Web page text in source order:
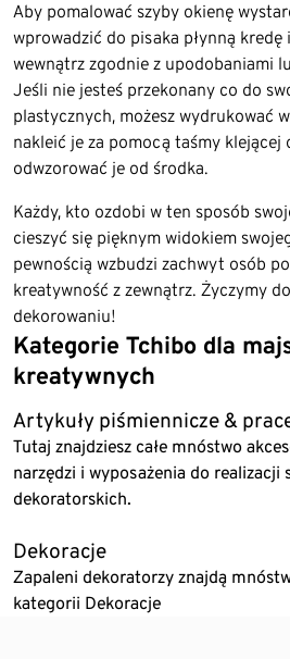
Aby pomalować szyby okienę
wprowadzić do pisaka płynną kredę
wewnątrz zgodnie z upodobaniami
Jeśli nie jesteś przekonany co do
plastycznych, możesz wydrukować
nakleić je za pomocą taśmy klejącej
odwzorować je od środka.
Każdy, kto ozdobi w ten sposób
cieszyć się pięknym widokiem
pewnością wzbudzi zachwyt osób
kreatywność z zewnątrz. Życzymy
dekorowaniu!
Kategorie Tchibo dla
kreatywnych
Artykuły piśmiennicze &
Tutaj znajdziesz całe mnóstwo
narzędzi i wyposażenia do realizacji
dekoratorskich.
Dekoracje
Zapaleni dekoratorzy znajdą
kategorii Dekoracje